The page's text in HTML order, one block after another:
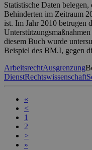
Statistische Daten
Behinderten im Zeitraum
ist. Im Jahr 2010 betrugen
diesem Buch wurde
Beispiel des BM.I, gegen
ArbeitsrechtAusgrenzung
DienstRechtswissenschaft
«
<
1
2
>
»